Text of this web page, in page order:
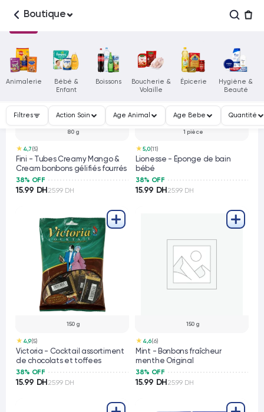
Boutique
Animalerie
Bébé &
Enfant
Boissons
Boucherie &
Volaille
Épicerie
Hygiène &
Beauté
Filtres Action Soin Age Animal Age Bebe Quantité
80 g
★ 4,7 (5)
Fini - Tubes Creamy Mango &
Cream bonbons gélifiés fourrés
38% OFF
15.99 DH 25.99 DH
1 pièce
★ 5,0(11)
Lionesse - Éponge de bain
bébé
38% OFF
15.99 DH 25.99 DH
150 g
★ 4,9(5)
Victoria - Cocktail assortiment
de chocolats et toffees
38% OFF
15.99 DH 25.99 DH
150 g
★ 4,6(6)
Mint - Bonbons fraîcheur
menthe Original
38% OFF
15.99 DH 25.99 DH